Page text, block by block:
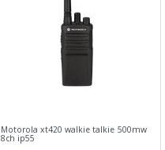
Motorola xt420 walkie talkie 500mw
8ch ip55